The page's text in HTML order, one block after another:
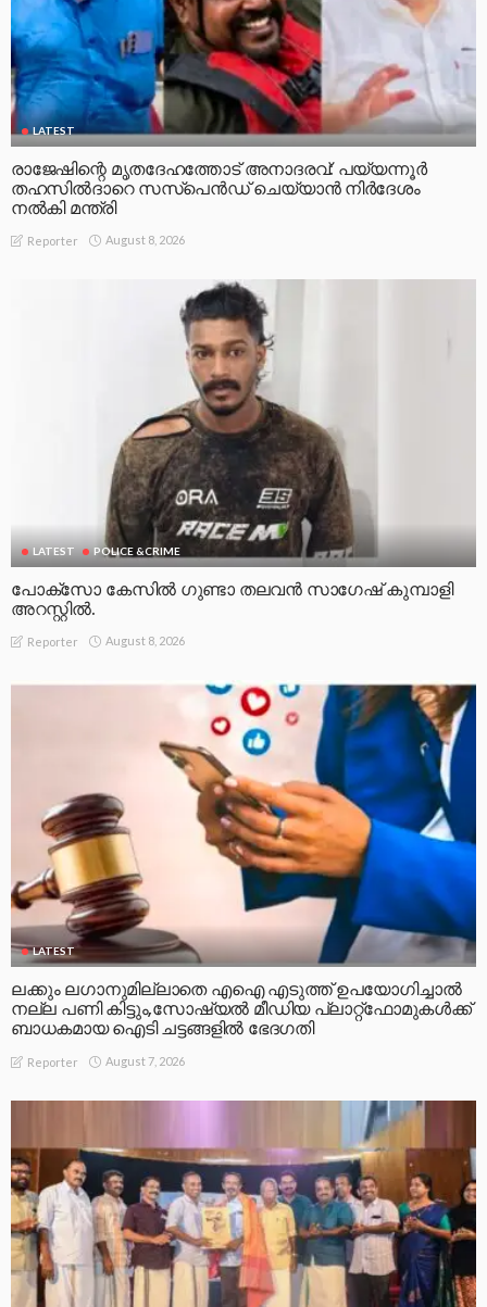
LATEST
രാജേഷിന്റെ മൃതദേഹത്തോട് അനാദരവ്: പയ്യന്നൂർ
തഹസിൽദാറെ സസ്പെൻഡ് ചെയ്യാൻ നിർദേശം
നൽകി മന്ത്രി
Reporter August 8, 2026
LATEST POLICE &CRIME
പോക്സോ കേസിൽ ഗുണ്ടാ തലവൻ സാഗേഷ് കുമ്പാളി
അറസ്റ്റിൽ.
Reporter August 8, 2026
LATEST
ലക്കും ലഗാനുമില്ലാതെ എഐ എടുത്ത് ഉപയോഗിച്ചാല്‍
നല്ല പണി കിട്ടും,സോഷ്യല്‍ മീഡിയ പ്ലാറ്റ്‌ഫോമുകള്‍ക്ക്
ബാധകമായ ഐടി ചട്ടങ്ങളില്‍ ഭേദഗതി
Reporter August 7, 2026